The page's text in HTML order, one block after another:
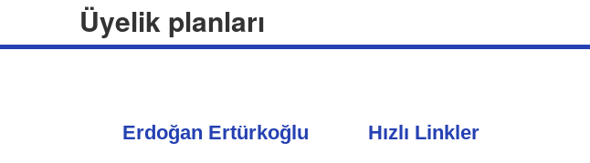
Üyelik planları
Erdoğan Ertürkoğlu Hızlı Linkler